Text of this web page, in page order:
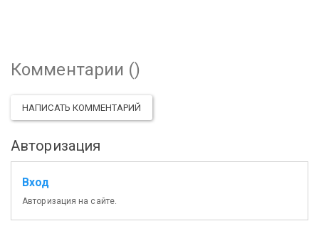
Комментарии ()
НАПИСАТЬ КОММЕНТАРИЙ
Авторизация
Вход
Авторизация на сайте.